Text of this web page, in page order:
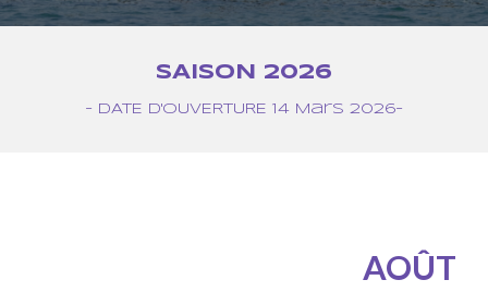
SAISON 2026
- DATE D'OUVERTURE 14 Mars 2026-
AOÛT